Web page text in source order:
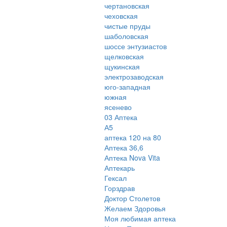
чертановская
чеховская
чистые пруды
шаболовская
шоссе энтузиастов
щелковская
щукинская
электрозаводская
юго-западная
южная
ясенево
03 Аптека
А5
аптека 120 на 80
Аптека 36,6
Аптека Nova Vita
Аптекарь
Гексал
Горздрав
Доктор Столетов
Желаем Здоровья
Моя любимая аптека